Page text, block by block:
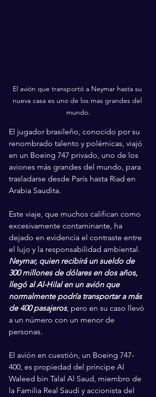
El avión que transportó a Neymar hasta su
nueva casa es uno de los mas grandes del
mundo.
El jugador brasileño, conocido por su
renombrado talento y polémicas, viajó
en un Boeing 747 privado, uno de los
aviones más grandes del mundo, para
trasladarse desde París hasta Riad en
Arabia Saudita.
Este viaje, que muchos califican como
excesivamente contaminante, ha
dejado en evidencia el contraste entre
el lujo y la responsabilidad ambiental.
Neymar, quien recibirá un sueldo de
300 millones de dólares en dos años,
llegó al Al-Hilal en un avión que
normalmente podría transportar a más
de 400 pasajeros, pero en su caso llevó
a un número con un menor de
personas.
El avión en cuestión, un Boeing 747-
400, es propiedad del príncipe Al
Waleed bin Talal Al Saud, miembro de
la Familia Real Saudí y accionista del